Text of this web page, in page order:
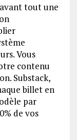
tout une
Vous
contenu
Substack,
billet en
par
de vos